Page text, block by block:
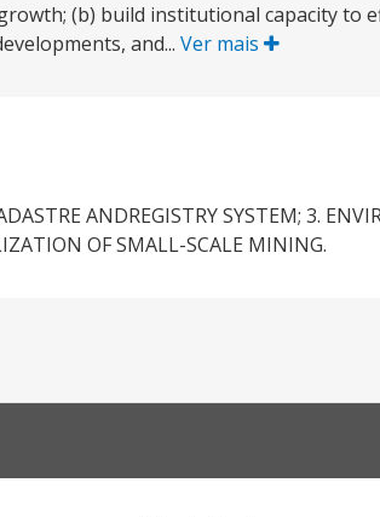
(b) build institutional capacity to
and... Ver mais
ANDREGISTRY SYSTEM; 3.
OF SMALL-SCALE MINING.